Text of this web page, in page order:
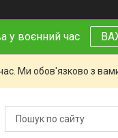
у воєнний час
Ми обов'язково з